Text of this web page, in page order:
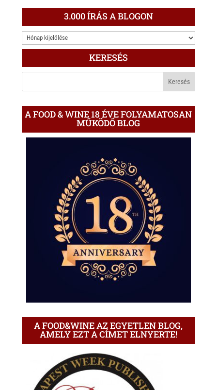
3.000 ÍRÁS A BLOGON
3.000
ÍRÁS
BLOGON
KERESÉS
A FOOD & WINE 18 ÉVE FOLYAMATOSAN
MŰKÖDŐ BLOG
A FOOD&WINE AZ EGYETLEN BLOG,
AMELY EZT A CÍMET ELNYERTE!